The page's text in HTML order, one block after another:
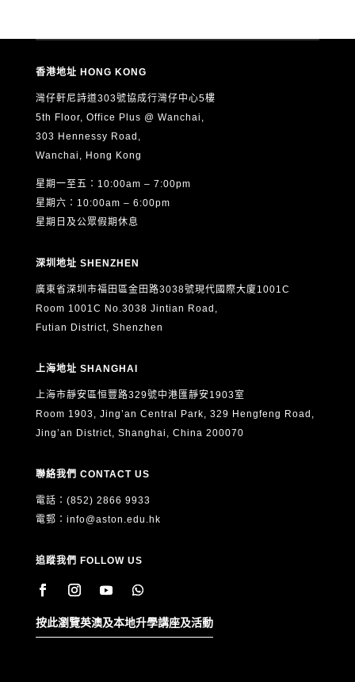
香港地址 HONG KONG
灣仔軒尼詩道303號協成行灣仔中心5樓
5th Floor, Office Plus @ Wanchai,
303 Hennessy Road,
Wanchai, Hong Kong
星期一至五：10:00am – 7:00pm
星期六：10:00am – 6:00pm
星期日及公眾假期休息
深圳地址 SHENZHEN
廣東省深圳市福田區金田路3038號現代國際大廈1001C
Room 1001C No.3038 Jintian Road,
Futian District, Shenzhen
上海地址 SHANGHAI
上海市靜安區恒豐路329號中港匯靜安1903室
Room 1903, Jing’an Central Park, 329 Hengfeng Road,
Jing’an District, Shanghai, China 200070
聯絡我們 CONTACT US
電話：(852) 2866 9933
電郵： info@aston.edu.hk
追蹤我們 FOLLOW US
按此瀏覽英澳及本地升學講座及活動